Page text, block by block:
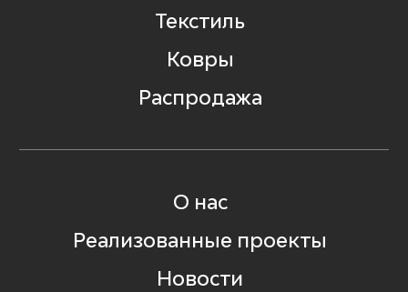
Текстиль
Ковры
Распродажа
О нас
Реализованные проекты
Новости